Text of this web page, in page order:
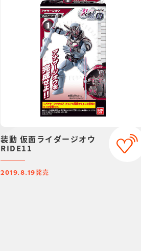
装動 仮面ライダージオウ
RIDE11
2019.8.19発売